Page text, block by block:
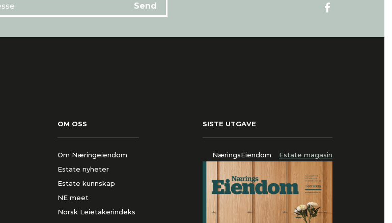
OM OSS
Om Næringeiendom
Estate nyheter
Estate kunnskap
NE meet
Norsk Leietakerindeks
SISTE UTGAVE
NæringsEiendom Estate magasin